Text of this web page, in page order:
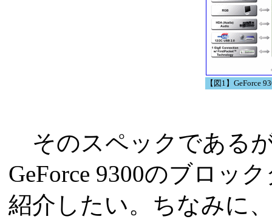
【図1】GeForce
そのスペックである
GeForce 9300のブロッ
紹介したい。ちなみに